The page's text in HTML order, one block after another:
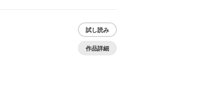
試し読み
作品詳細